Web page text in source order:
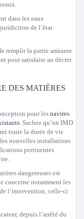
dans les eaux
de l’état
remplir la partie amiante
pour satisfaire au décret
DES MATIÈRES
pour les navires
. Sachez qu’un IMD
toute la durée de vie
nouvelles installations
pertinentes
dangereuses est
concerne notamment les
l’intervention, celle-ci
depuis l’arrêté du